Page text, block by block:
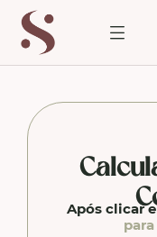
Após clicar